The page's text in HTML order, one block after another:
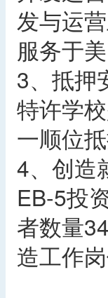
发与运
服务于
3、抵押
特许学
一顺位
4、创造
EB-5投
者数量
造工作